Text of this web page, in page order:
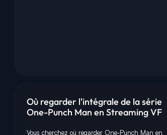
Où regarder l'intégrale de la série
One-Punch Man en Streaming VF
Vous cherchez où regarder One-Punch Man en